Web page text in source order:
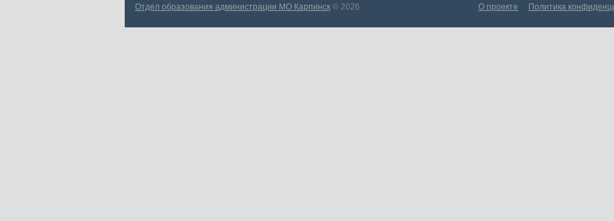
Отдел образования администрации МО Карпинск © 2026 О проекте Политика